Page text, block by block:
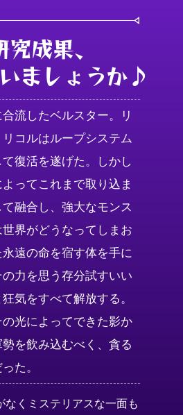
成果、
ましょうか♪
流したベルスター。リ
コルはループシステム
復活を遂げた。しかし
ってこれまで取り込ま
融合し、強大なモンス
界がどうなってしまお
遠の命を宿す体を手に
力を思う存分試すいい
気をすべて解放する。
光によってできた影か
を飲み込むべく、貪る
た。
くミステリアスな一面も